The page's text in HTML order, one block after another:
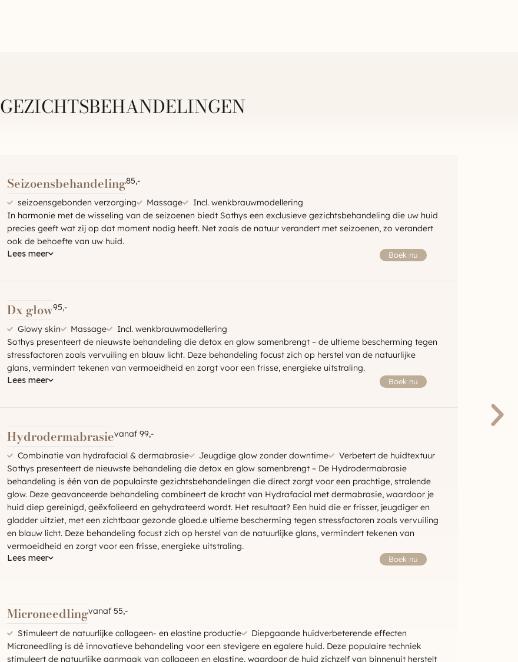
GEZICHTSBEHANDELINGEN
Seizoensbehandeling85,-
seizoensgebonden verzorging Massage
Incl. wenkbrauwmodellering
In harmonie met de wisseling van de seizoenen biedt Sothys een exclusieve gezichtsbehandeling die uw huid
precies geeft wat zij op dat moment nodig heeft. Net zoals de natuur verandert met seizoenen, zo verandert
ook de behoefte van uw huid.
Lees meer
Boek nu
Dx glow95,-
Glowy skin Massage
Incl. wenkbrauwmodellering
Sothys presenteert de nieuwste behandeling die detox en glow samenbrengt – de ultieme bescherming tegen
stressfactoren zoals vervuiling en blauw licht. Deze behandeling focust zich op herstel van de natuurlijke
glans, vermindert tekenen van vermoeidheid en zorgt voor een frisse, energieke uitstraling.
Lees meer
Boek nu
Hydrodermabrasievanaf 99,-
Combinatie van hydrafacial & dermabrasie Jeugdige glow zonder downtime
Verbetert de huidtextuur
Sothys presenteert de nieuwste behandeling die detox en glow samenbrengt – De Hydrodermabrasie
behandeling is één van de populairste gezichtsbehandelingen die direct zorgt voor een prachtige, stralende
glow. Deze geavanceerde behandeling combineert de kracht van Hydrafacial met dermabrasie, waardoor je
huid diep gereinigd, geëxfolieerd en gehydrateerd wordt. Het resultaat? Een huid die er frisser, jeugdiger en
gladder uitziet, met een zichtbaar gezonde gloed.e ultieme bescherming tegen stressfactoren zoals vervuiling
en blauw licht. Deze behandeling focust zich op herstel van de natuurlijke glans, vermindert tekenen van
vermoeidheid en zorgt voor een frisse, energieke uitstraling.
Lees meer
Boek nu
Microneedlingvanaf 55,-
Stimuleert de natuurlijke collageen- en elastine productie
Diepgaande huidverbeterende effecten
Microneedling is dé innovatieve behandeling voor een stevigere en egalere huid. Deze populaire techniek
stimuleert de natuurlijke aanmaak van collageen en elastine, waardoor de huid zichzelf van binnenuit herstelt